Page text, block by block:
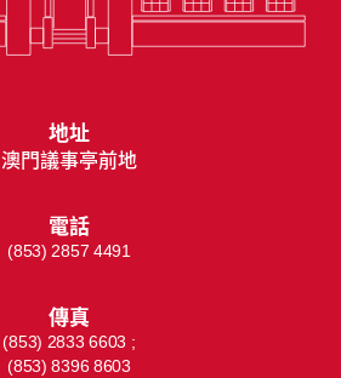
地址
澳門議事亭前地
電話
(853) 2857 4491
傳真
(853) 2833 6603 ;
(853) 8396 8603